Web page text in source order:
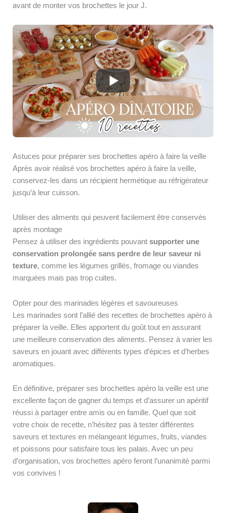
avant de monter vos brochettes le jour J.
Astuces pour préparer ses brochettes apéro à faire la veille
Après avoir réalisé vos brochettes apéro à faire la veille,
conservez-les dans un récipient hermétique au réfrigérateur
jusqu’à leur cuisson.
Utiliser des aliments qui peuvent facilement être conservés
après montage
Pensez à utiliser des ingrédients pouvant supporter une
conservation prolongée sans perdre de leur saveur ni
texture, comme les légumes grillés, fromage ou viandes
marquées mais pas trop cuites.
Opter pour des marinades légères et savoureuses
Les marinades sont l’allié des recettes de brochettes apéro à
préparer la veille. Elles apportent du goût tout en assurant
une meilleure conservation des aliments. Pensez à varier les
saveurs en jouant avec différents types d’épices et d’herbes
aromatiques.
En définitive, préparer ses brochettes apéro la veille est une
excellente façon de gagner du temps et d’assurer un apéritif
réussi à partager entre amis ou en famille. Quel que soit
votre choix de recette, n’hésitez pas à tester différentes
saveurs et textures en mélangeant légumes, fruits, viandes
et poissons pour satisfaire tous les palais. Avec un peu
d’organisation, vos brochettes apéro feront l’unanimité parmi
vos convives !